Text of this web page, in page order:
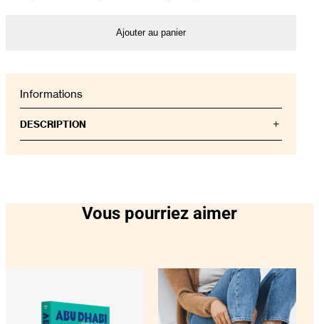
Ajouter au panier
Informations
DESCRIPTION
Apportez une touche chaleureuse et une élégance
ce coffret embellit n’importe quel espace grâce à
son parfum sophistiqué. Idéal pour offrir ou pour se
Ce coffret cadeau comprend:
– Savon pour les mains 250 ml
– Bougie parfumée 100 g
Vous pourriez aimer